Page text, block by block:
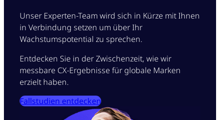
Unser Experten-Team wird sich in Kürze mit Ihnen
in Verbindung setzen um über Ihr
Wachstumspotential zu sprechen.
Entdecken Sie in der Zwischenzeit, wie wir
messbare CX-Ergebnisse für globale Marken
erzielt haben.
Fallstudien entdecken